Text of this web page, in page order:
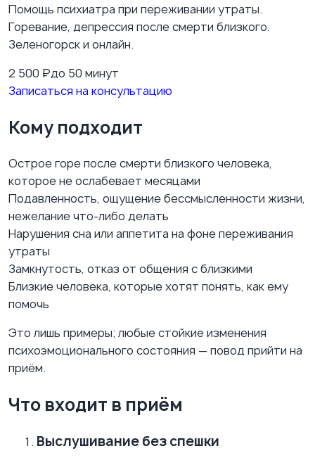
Помощь психиатра при переживании утраты.
Горевание, депрессия после смерти близкого.
Зеленогорск и онлайн.
2 500 ₽до 50 минут
Записаться на консультацию
Кому подходит
Острое горе после смерти близкого человека,
которое не ослабевает месяцами
Подавленность, ощущение бессмысленности жизни,
нежелание что-либо делать
Нарушения сна или аппетита на фоне переживания
утраты
Замкнутость, отказ от общения с близкими
Близкие человека, которые хотят понять, как ему
помочь
Это лишь примеры; любые стойкие изменения
психоэмоционального состояния — повод прийти на
приём.
Что входит в приём
Выслушивание без спешки